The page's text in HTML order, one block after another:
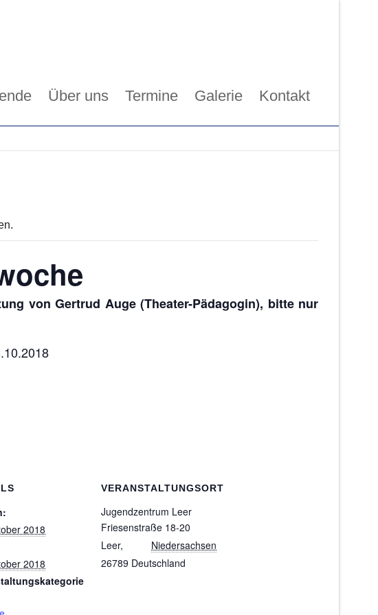
Über uns Termine Galerie Kontakt
von Gertrud Auge (Theater-Pädagogin), bitte nur
2018
2018
VERANSTALTUNGSORT
Jugendzentrum Leer
Friesenstraße 18-20
Leer,
Niedersachsen
26789 Deutschland